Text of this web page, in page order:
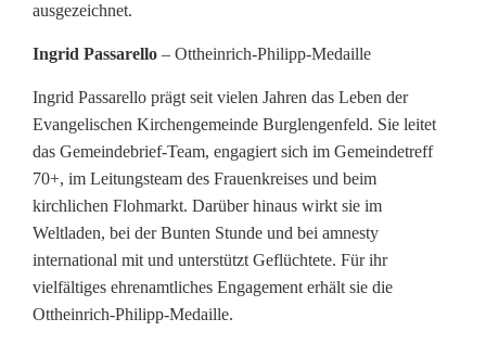
ausgezeichnet.
Ingrid Passarello – Ottheinrich-Philipp-Medaille
Ingrid Passarello prägt seit vielen Jahren das Leben der
Evangelischen Kirchengemeinde Burglengenfeld. Sie leitet
das Gemeindebrief-Team, engagiert sich im Gemeindetreff
70+, im Leitungsteam des Frauenkreises und beim
kirchlichen Flohmarkt. Darüber hinaus wirkt sie im
Weltladen, bei der Bunten Stunde und bei amnesty
international mit und unterstützt Geflüchtete. Für ihr
vielfältiges ehrenamtliches Engagement erhält sie die
Ottheinrich-Philipp-Medaille.